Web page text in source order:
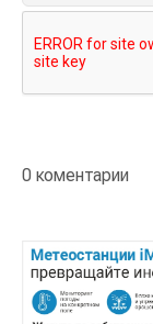
0 коментарии